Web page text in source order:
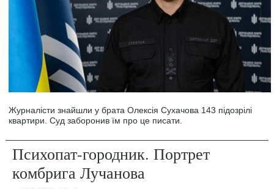
Журналісти знайшли у брата Олексія Сухачова 143 підозрілі
квартири. Суд заборонив їм про це писати.
Психопат-городник. Портрет
комбрига Лучанова